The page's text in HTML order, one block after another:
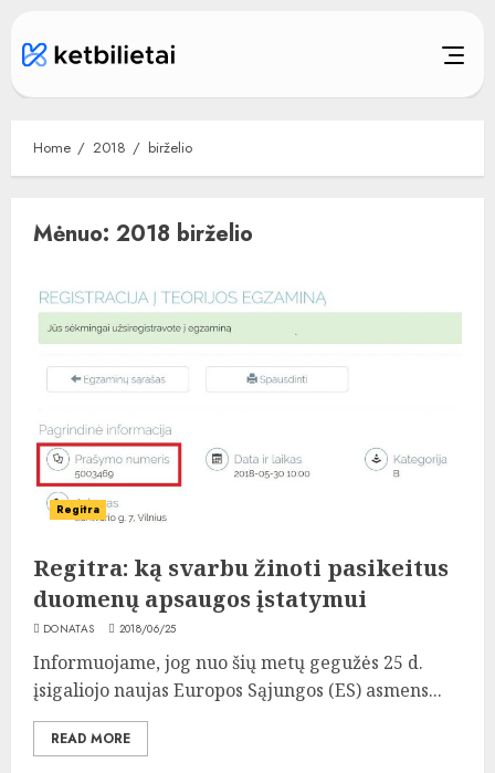
content
Home 2018 birželio
Mėnuo: 2018 birželio
Regitra
Regitra: ką svarbu žinoti pasikeitus
duomenų apsaugos įstatymui
DONATAS 2018/06/25
Informuojame, jog nuo šių metų gegužės 25 d.
įsigaliojo naujas Europos Sąjungos (ES) asmens...
READ MORE